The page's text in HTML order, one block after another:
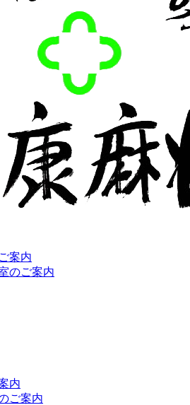
案内
のご案内
内
ご案内